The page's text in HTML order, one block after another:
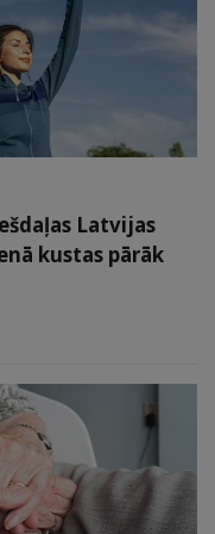
Latvijas
kustas pārāk